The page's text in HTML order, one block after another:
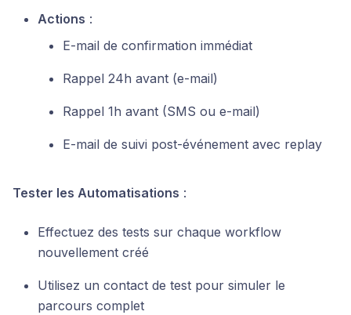
Actions :
E-mail de confirmation immédiat
Rappel 24h avant (e-mail)
Rappel 1h avant (SMS ou e-mail)
E-mail de suivi post-événement avec replay
Tester les Automatisations :
Effectuez des tests sur chaque workflow
nouvellement créé
Utilisez un contact de test pour simuler le
parcours complet